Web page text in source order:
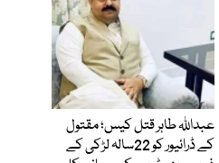
عبداللہ طاہر قتل کیس؛ مقتول
کے ڈرائیور کو 22سالہ لڑکی کے